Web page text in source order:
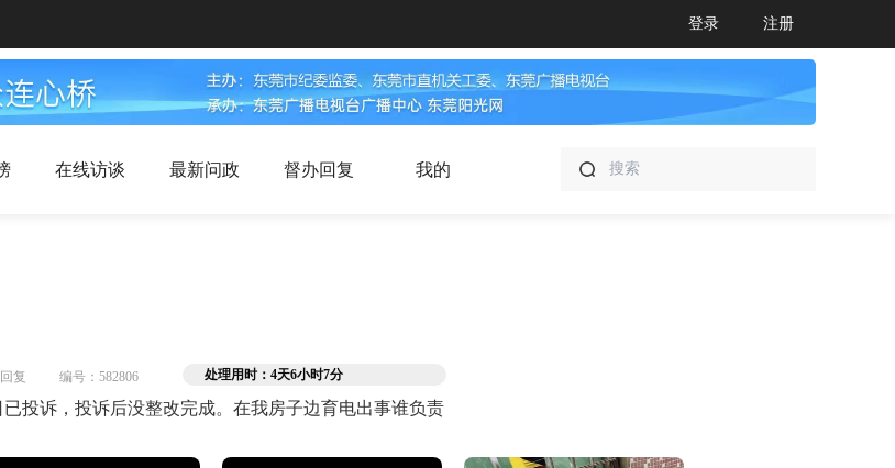
登录 注册
在线访谈 最新问政 督办回复 我的
复 编号：582806 处理用时：4天6小时7分
投诉，投诉后没整改完成。在我房子边育电出事谁负责